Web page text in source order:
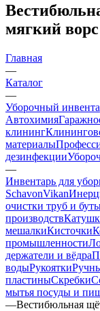
мягкий
Главная
—
Каталог
—
Уборочный
Автохимия
клининг
материалы
дезинфекции
—
Инвентарь для
SchavonVikan
очистки труб и
производств
мешалкиКисточки
промышленности
держатели и вёдра
водыРукоятки
пластиныСкребки
мытья посуды и
—Вестибюльная